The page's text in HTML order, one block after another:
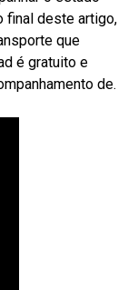
final deste artigo,
que
é gratuito e
de.